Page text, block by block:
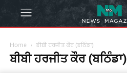
Home ਬੀਬੀ ਹਰਜੀਤ ਕੌਰ (ਬਠਿੰਡਾ)
ਬੀਬੀ ਹਰਜੀਤ ਕੌਰ (ਬਠਿੰਡਾ)